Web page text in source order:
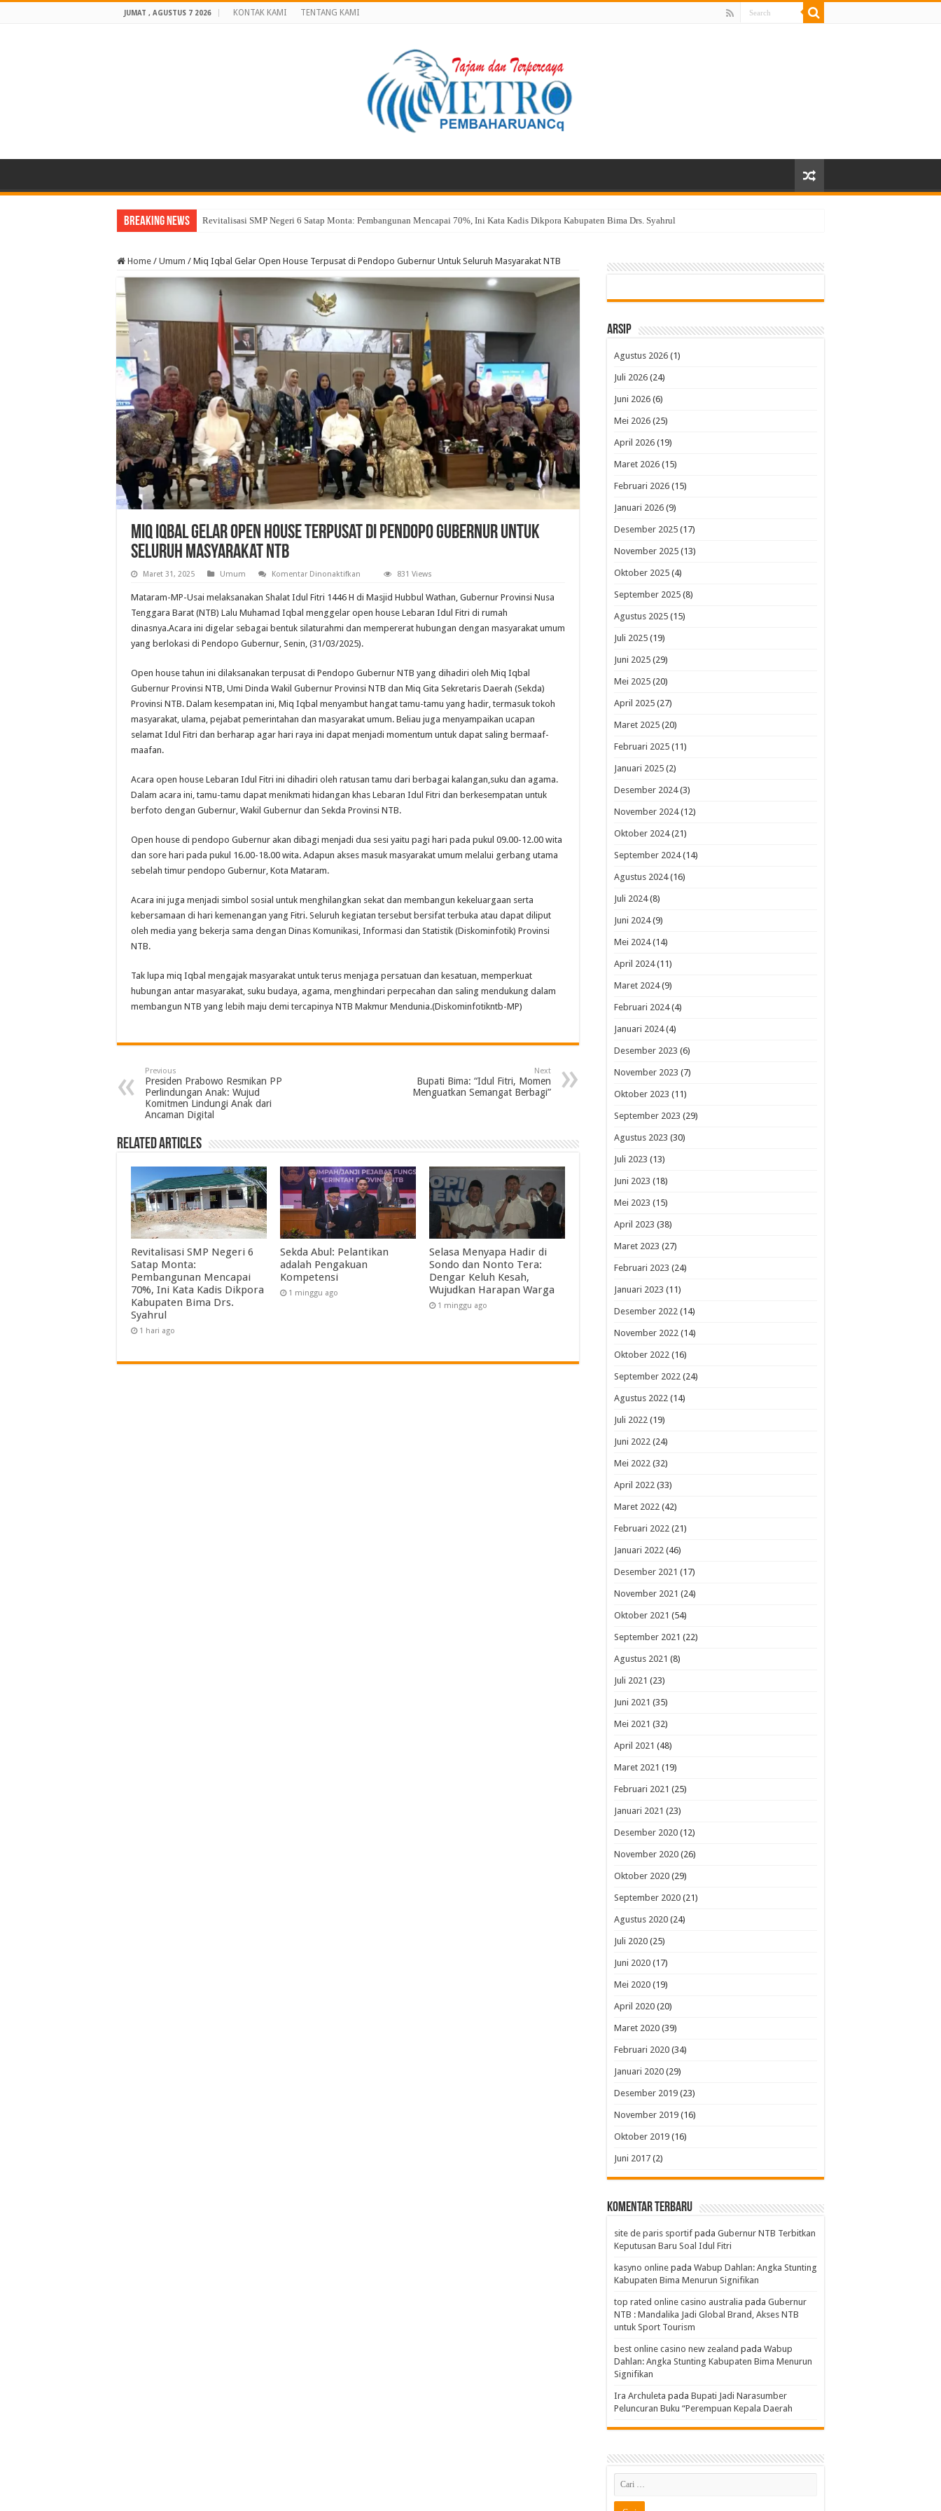
JUMAT , AGUSTUS 7 2026 KONTAK KAMI TENTANG KAMI
Breaking News Revitalisasi SMP Negeri 6 Satap Monta: Pembangunan Mencapai 70%, Ini Kata Kadis Dikpora Kabupaten Bima Drs. Syahrul
Home / Umum / Miq Iqbal Gelar Open House Terpusat di Pendopo Gubernur Untuk Seluruh Masyarakat NTB
Miq Iqbal Gelar Open House Terpusat di Pendopo Gubernur Untuk
Seluruh Masyarakat NTB
Maret 31, 2025 Umum Komentar Dinonaktifkan
Iqbal
Gelar
Open
House
Terpusat
Pendopo
Seluruh
Masyarakat
NTB
831 Views
Mataram-MP-Usai melaksanakan Shalat Idul Fitri 1446 H di Masjid Hubbul Wathan, Gubernur Provinsi Nusa
Tenggara Barat (NTB) Lalu Muhamad Iqbal menggelar open house Lebaran Idul Fitri di rumah
dinasnya.Acara ini digelar sebagai bentuk silaturahmi dan mempererat hubungan dengan masyarakat umum
yang berlokasi di Pendopo Gubernur, Senin, (31/03/2025).
Open house tahun ini dilaksanakan terpusat di Pendopo Gubernur NTB yang dihadiri oleh Miq Iqbal
Gubernur Provinsi NTB, Umi Dinda Wakil Gubernur Provinsi NTB dan Miq Gita Sekretaris Daerah (Sekda)
Provinsi NTB. Dalam kesempatan ini, Miq Iqbal menyambut hangat tamu-tamu yang hadir, termasuk tokoh
masyarakat, ulama, pejabat pemerintahan dan masyarakat umum. Beliau juga menyampaikan ucapan
selamat Idul Fitri dan berharap agar hari raya ini dapat menjadi momentum untuk dapat saling bermaaf-
maafan.
Acara open house Lebaran Idul Fitri ini dihadiri oleh ratusan tamu dari berbagai kalangan,suku dan agama.
Dalam acara ini, tamu-tamu dapat menikmati hidangan khas Lebaran Idul Fitri dan berkesempatan untuk
berfoto dengan Gubernur, Wakil Gubernur dan Sekda Provinsi NTB.
Open house di pendopo Gubernur akan dibagi menjadi dua sesi yaitu pagi hari pada pukul 09.00-12.00 wita
dan sore hari pada pukul 16.00-18.00 wita. Adapun akses masuk masyarakat umum melalui gerbang utama
sebelah timur pendopo Gubernur, Kota Mataram.
Acara ini juga menjadi simbol sosial untuk menghilangkan sekat dan membangun kekeluargaan serta
kebersamaan di hari kemenangan yang Fitri. Seluruh kegiatan tersebut bersifat terbuka atau dapat diliput
oleh media yang bekerja sama dengan Dinas Komunikasi, Informasi dan Statistik (Diskominfotik) Provinsi
NTB.
Tak lupa miq Iqbal mengajak masyarakat untuk terus menjaga persatuan dan kesatuan, memperkuat
hubungan antar masyarakat, suku budaya, agama, menghindari perpecahan dan saling mendukung dalam
membangun NTB yang lebih maju demi tercapinya NTB Makmur Mendunia.(Diskominfotikntb-MP)
Previous
Presiden Prabowo Resmikan PP
Perlindungan Anak: Wujud
Komitmen Lindungi Anak dari
Ancaman Digital
Next
Bupati Bima: “Idul Fitri, Momen
Menguatkan Semangat Berbagi”
Related Articles
Revitalisasi SMP Negeri 6
Satap Monta:
Pembangunan Mencapai
70%, Ini Kata Kadis Dikpora
Kabupaten Bima Drs.
Syahrul
1 hari ago
Sekda Abul: Pelantikan
adalah Pengakuan
Kompetensi
1 minggu ago
Selasa Menyapa Hadir di
Sondo dan Nonto Tera:
Dengar Keluh Kesah,
Wujudkan Harapan Warga
1 minggu ago
Arsip
Agustus 2026 (1)
Juli 2026 (24)
Juni 2026 (6)
Mei 2026 (25)
April 2026 (19)
Maret 2026 (15)
Februari 2026 (15)
Januari 2026 (9)
Desember 2025 (17)
November 2025 (13)
Oktober 2025 (4)
September 2025 (8)
Agustus 2025 (15)
Juli 2025 (19)
Juni 2025 (29)
Mei 2025 (20)
April 2025 (27)
Maret 2025 (20)
Februari 2025 (11)
Januari 2025 (2)
Desember 2024(3)
November 2024(12)
Oktober 2024(21)
September 2024(14)
Agustus 2024(16)
Juli 2024(8)
Juni 2024(9)
Mei 2024(14)
April 2024(11)
Maret 2024(9)
Februari 2024(4)
Januari 2024(4)
Desember 2023 (6)
November 2023 (7)
Oktober 2023 (11)
September 2023 (29)
Agustus 2023 (30)
Juli 2023 (13)
Juni 2023 (18)
Mei 2023 (15)
April 2023 (38)
Maret 2023 (27)
Februari 2023 (24)
Januari 2023 (11)
Desember 2022 (14)
November 2022 (14)
Oktober 2022 (16)
September 2022 (24)
Agustus 2022 (14)
Juli 2022 (19)
Juni 2022 (24)
Mei 2022 (32)
April 2022 (33)
Maret 2022 (42)
Februari 2022 (21)
Januari 2022 (46)
Desember 2021 (17)
November 2021 (24)
Oktober 2021 (54)
September 2021 (22)
Agustus 2021 (8)
Juli 2021 (23)
Juni 2021 (35)
Mei 2021 (32)
April 2021 (48)
Maret 2021 (19)
Februari 2021 (25)
Januari 2021 (23)
Desember 2020 (12)
November 2020 (26)
Oktober 2020 (29)
September 2020 (21)
Agustus 2020 (24)
Juli 2020 (25)
Juni 2020 (17)
Mei 2020 (19)
April 2020 (20)
Maret 2020 (39)
Februari 2020 (34)
Januari 2020 (29)
Desember 2019 (23)
November 2019 (16)
Oktober 2019 (16)
Juni 2017 (2)
Komentar Terbaru
site de paris sportif pada Gubernur NTB Terbitkan
Keputusan Baru Soal Idul Fitri
kasyno online pada Wabup Dahlan: Angka Stunting
Kabupaten Bima Menurun Signifikan
top rated online casino australia pada Gubernur
NTB : Mandalika Jadi Global Brand, Akses NTB
untuk Sport Tourism
best online casino new zealand pada Wabup
Dahlan: Angka Stunting Kabupaten Bima Menurun
Signifikan
Ira Archuleta pada Bupati Jadi Narasumber
Peluncuran Buku “Perempuan Kepala Daerah